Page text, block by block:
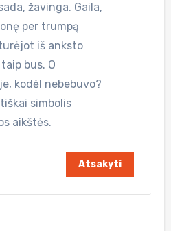
žavinga. Gaila,
per trumpą
iš anksto
bus. O
kodėl nebebuvo?
simbolis
aikštės.
Atsakyti